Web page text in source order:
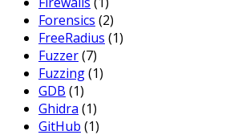
Forensics (2)
FreeRadius (1)
Fuzzer(7)
Fuzzing(1)
GDB (1)
Ghidra (1)
GitHub (1)